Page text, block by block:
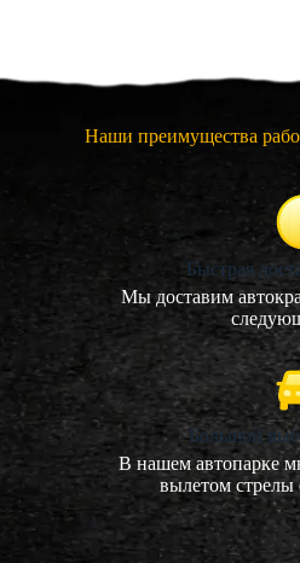
Наши преимущества
Быстрая
Мы доставим
Большой
В нашем автопарке
вылетом стрелы